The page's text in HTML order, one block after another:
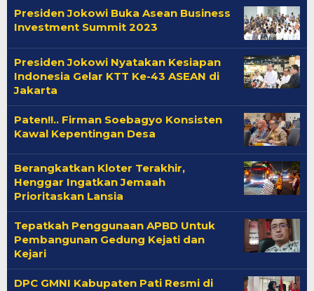
Presiden Jokowi Buka Asean Business
Investment Summit 2023
Presiden Jokowi Nyatakan Kesiapan
Indonesia Gelar KTT Ke-43 ASEAN di
Jakarta
Paten!!.. Firman Soebagyo Konsisten
Kawal Kepentingan Desa
Berangkatkan Kloter Terakhir,
Henggar Ingatkan Jemaah
Prioritaskan Lansia
Tepatkah Penggunaan APBD Untuk
Pembangunan Gedung Kejati dan
Kejari
DPC GMNI Kabupaten Pati Resmi di